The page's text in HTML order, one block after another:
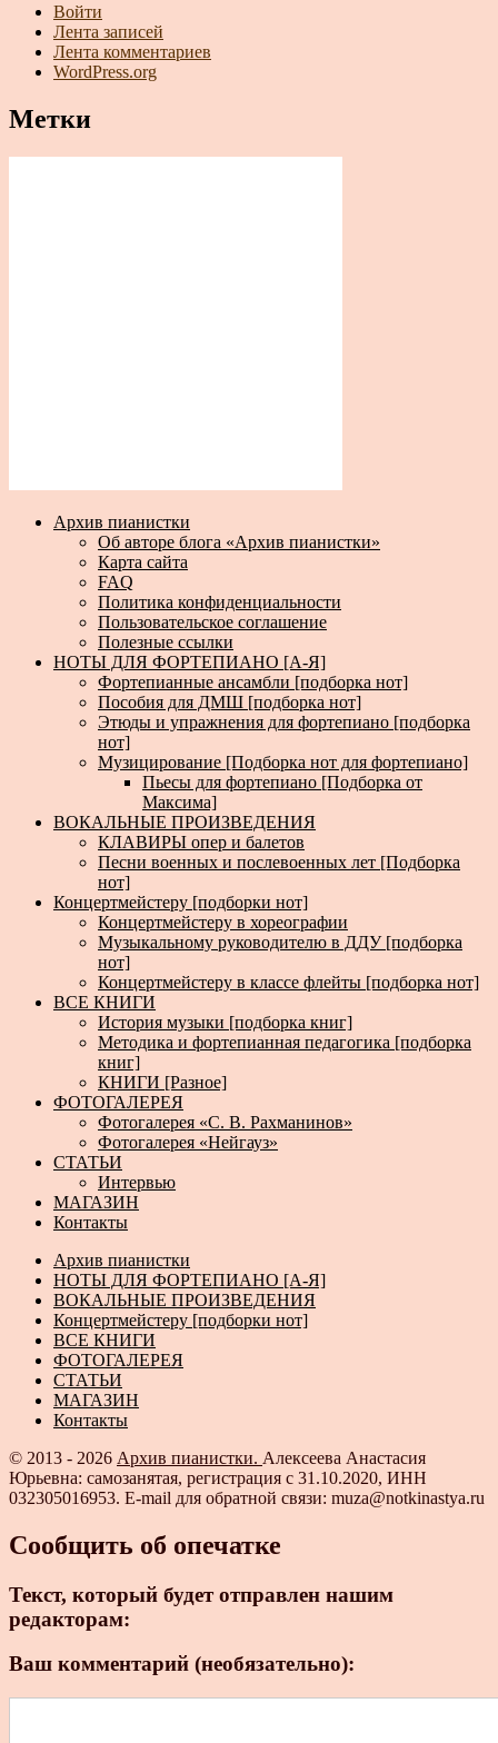
Войти
Лента записей
Лента комментариев
WordPress.org
Метки
Архив пианистки
Об авторе блога «Архив пианистки»
Карта сайта
FAQ
Политика конфиденциальности
Пользовательское соглашение
Полезные ссылки
НОТЫ ДЛЯ ФОРТЕПИАНО [А-Я]
Фортепианные ансамбли [подборка нот]
Пособия для ДМШ [подборка нот]
Этюды и упражнения для фортепиано [подборка
нот]
Музицирование [Подборка нот для фортепиано]
Пьесы для фортепиано [Подборка от
Максима]
ВОКАЛЬНЫЕ ПРОИЗВЕДЕНИЯ
КЛАВИРЫ опер и балетов
Песни военных и послевоенных лет [Подборка
нот]
Концертмейстеру [подборки нот]
Концертмейстеру в хореографии
Музыкальному руководителю в ДДУ [подборка
нот]
Концертмейстеру в классе флейты [подборка нот]
ВСЕ КНИГИ
История музыки [подборка книг]
Методика и фортепианная педагогика [подборка
книг]
КНИГИ [Разное]
ФОТОГАЛЕРЕЯ
Фотогалерея «С. В. Рахманинов»
Фотогалерея «Нейгауз»
СТАТЬИ
Интервью
МАГАЗИН
Контакты
Архив пианистки
НОТЫ ДЛЯ ФОРТЕПИАНО [А-Я]
ВОКАЛЬНЫЕ ПРОИЗВЕДЕНИЯ
Концертмейстеру [подборки нот]
ВСЕ КНИГИ
ФОТОГАЛЕРЕЯ
СТАТЬИ
МАГАЗИН
Контакты
© 2013 - 2026 Архив пианистки. Алексеева Анастасия
Юрьевна: самозанятая, регистрация с 31.10.2020, ИНН
032305016953. E-mail для обратной связи: muza@notkinastya.ru
Сообщить об опечатке
Текст, который будет отправлен нашим
редакторам:
Ваш комментарий (необязательно):